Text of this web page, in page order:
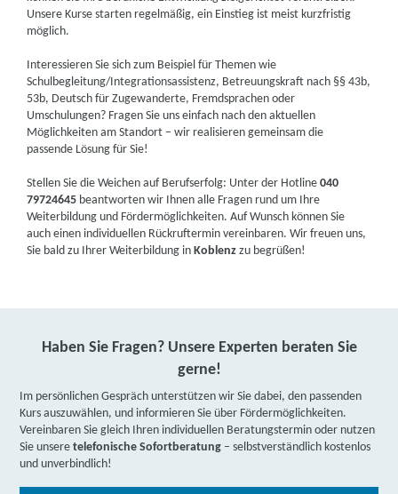
Unsere Kurse starten regelmäßig, ein Einstieg ist meist kurzfristig
möglich.
Interessieren Sie sich zum Beispiel für Themen wie
Schulbegleitung/Integrationsassistenz, Betreuungskraft nach §§ 43b,
53b, Deutsch für Zugewanderte, Fremdsprachen oder
Umschulungen? Fragen Sie uns einfach nach den aktuellen
Möglichkeiten am Standort – wir realisieren gemeinsam die
passende Lösung für Sie!
Stellen Sie die Weichen auf Berufserfolg: Unter der Hotline040
79724645 beantworten wir Ihnen alle Fragen rund um Ihre
Weiterbildung und Fördermöglichkeiten. Auf Wunsch können Sie
auch einen individuellen Rückruftermin vereinbaren. Wir freuen uns,
Sie bald zu Ihrer Weiterbildung inKoblenz zu begrüßen!
Haben Sie Fragen? Unsere Experten beraten Sie
gerne!
Im persönlichen Gespräch unterstützen wir Sie dabei, den passenden
Kurs auszuwählen, und informieren Sie über Fördermöglichkeiten.
Vereinbaren Sie gleich Ihren individuellen Beratungstermin oder nutzen
Sie unseretelefonische Sofortberatung – selbstverständlich kostenlos
und unverbindlich!